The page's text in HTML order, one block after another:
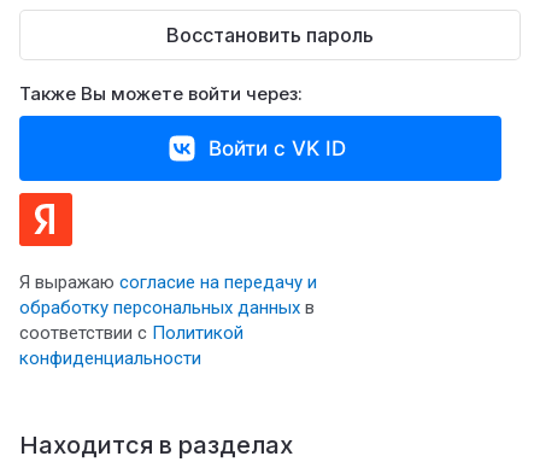
Восстановить пароль
Также Вы можете войти через:
Войти с VK ID
Я выражаю согласие на передачу и
обработку персональных данных в
соответствии с Политикой
конфиденциальности
Находится в разделах